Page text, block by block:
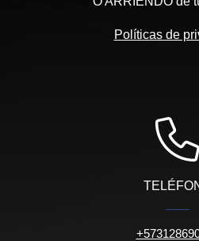
Políticas de